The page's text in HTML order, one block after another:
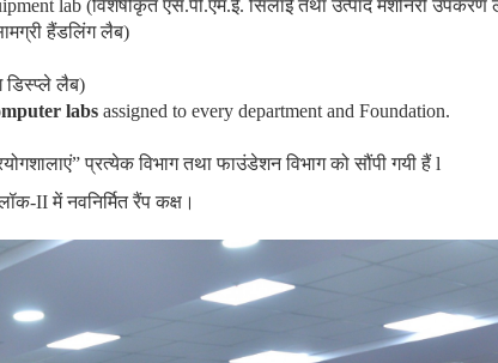
lab (विशेषीकृत एस.पी.एम.ई. सिलाई तथा उत्पाद मशीनरी उपकरण
हैंडलिंग लैब)
डिस्प्ले लैब)
labs assigned to every department and Foundation.
प्रत्येक विभाग तथा फाउंडेशन विभाग को सौंपी गयी हैं l
IIमें नवनिर्मित रैंप कक्ष।